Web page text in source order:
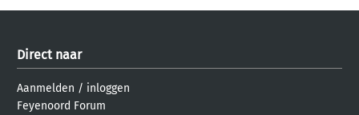
Direct naar
Aanmelden / inloggen
Feyenoord Forum